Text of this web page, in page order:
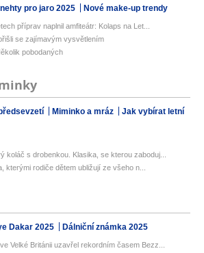
pro jaro 2025 Nové make-up trendy
příprav naplnil amfiteátr: Kolaps na Let...
se zajímavým vysvětlením
pobodaných
Miminko a mráz
Jak vybírat letní
koláč s drobenkou. Klasika, se kterou zaboduj...
kterými rodiče dětem ubližují ze všeho n...
Dakar 2025 Dálniční známka 2025
Velké Británii uzavřel rekordním časem Bezz...